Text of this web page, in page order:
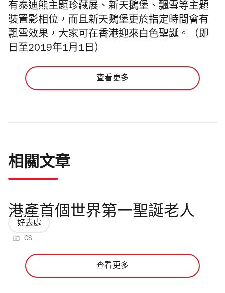
有泰迪熊主題珍藏展、新天鵝堡、飄雪等主題
裝置影相位，而且新天鵝堡更於指定時間會有
飄雪效果，大家可在香港迎來白色聖誕。（即
日至2019年1月1日）
查看更多
相關文章
港產首個世界第一聖誕老人
好去處
CS
查看更多